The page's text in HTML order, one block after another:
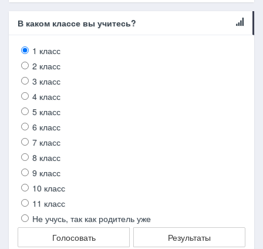
В каком классе вы учитесь?
1 класс
2 класс
3 класс
4 класс
5 класс
6 класс
7 класс
8 класс
9 класс
10 класс
11 класс
Не учусь, так как родитель уже
Голосовать
Результаты